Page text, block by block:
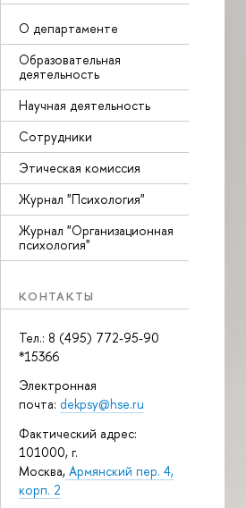
О департаменте
Образовательная
деятельность
Научная деятельность
Сотрудники
Этическая комиссия
Журнал "Психология"
Журнал "Организационная
психология"
КОНТАКТЫ
Тел.: 8 (495) 772-95-90
*15366
Электронная
почта: dekpsy@hse.ru
Фактический адрес:
101000, г.
Москва, Армянский пер. 4,
корп. 2